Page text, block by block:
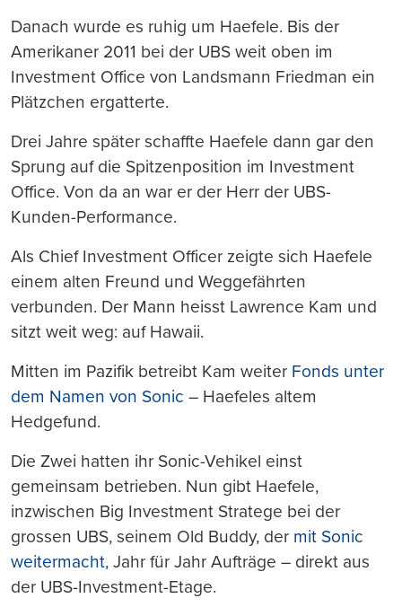
Danach wurde es ruhig um Haefele. Bis der
Amerikaner 2011 bei der UBS weit oben im
Investment Office von Landsmann Friedman ein
Plätzchen ergatterte.
Drei Jahre später schaffte Haefele dann gar den
Sprung auf die Spitzenposition im Investment
Office. Von da an war er der Herr der UBS-
Kunden-Performance.
Als Chief Investment Officer zeigte sich Haefele
einem alten Freund und Weggefährten
verbunden. Der Mann heisst Lawrence Kam und
sitzt weit weg: auf Hawaii.
Mitten im Pazifik betreibt Kam weiter Fonds unter
dem Namen von Sonic – Haefeles altem
Hedgefund.
Die Zwei hatten ihr Sonic-Vehikel einst
gemeinsam betrieben. Nun gibt Haefele,
inzwischen Big Investment Stratege bei der
grossen UBS, seinem Old Buddy, der mit Sonic
weitermacht, Jahr für Jahr Aufträge – direkt aus
der UBS-Investment-Etage.